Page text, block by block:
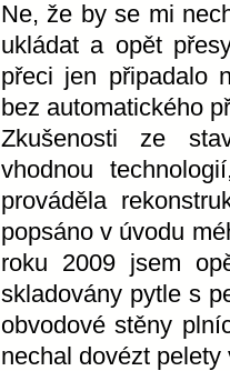
Ne, že by se mi
ukládat a opět
přeci jen připadalo
bez automatického
Zkušenosti ze
vhodnou
prováděla
popsáno v úvodu
roku 2009 jsem
skladovány pytle s
obvodové stěny
nechal dovézt pelety